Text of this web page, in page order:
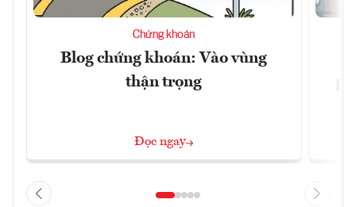
Chứng khoán
Blog chứng khoán: Vào vùng
thận trọng
Đọc ngay